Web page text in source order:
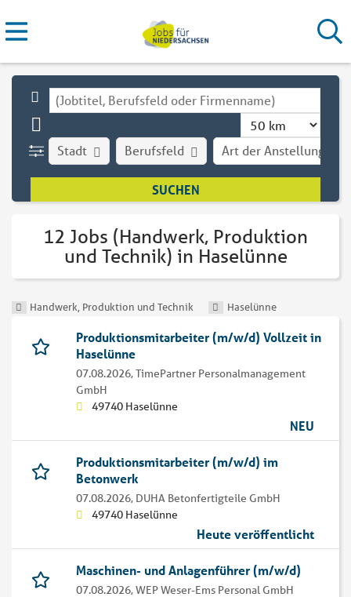
Stadt Art der Anstellung
Berufsfeld
12 Jobs (Handwerk, Produktion
und Technik) in Haselünne
Handwerk, Produktion und Technik Haselünne
Produktionsmitarbeiter (m/w/d) Vollzeit in
Haselünne
07.08.2026,TimePartner Personalmanagement
GmbH
49740 Haselünne
NEU
Produktionsmitarbeiter (m/w/d) im
Betonwerk
07.08.2026, DUHA Betonfertigteile GmbH
49740 Haselünne
Heute veröffentlicht
Maschinen- und Anlagenführer (m/w/d)
07.08.2026,WEP Weser-Ems Personal GmbH